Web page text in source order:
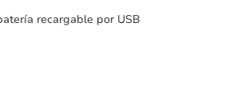
recargable por USB